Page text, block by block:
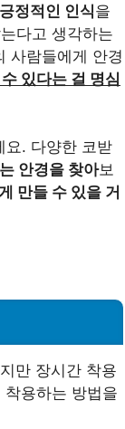
정적인 인식을
다고 생각하는
사람들에게 안경
있다는 걸 명심
요. 다양한 코받
안경을 찾아보
만들 수 있을 거
만 장시간 착용
용하는 방법을